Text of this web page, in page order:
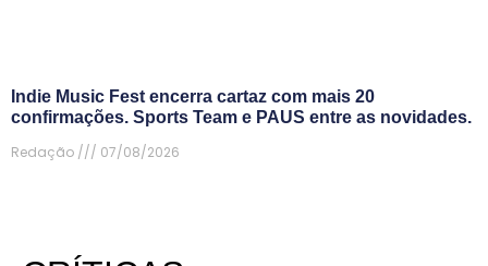
Indie Music Fest encerra cartaz com mais 20
confirmações. Sports Team e PAUS entre as novidades.
Redação
07/08/2026